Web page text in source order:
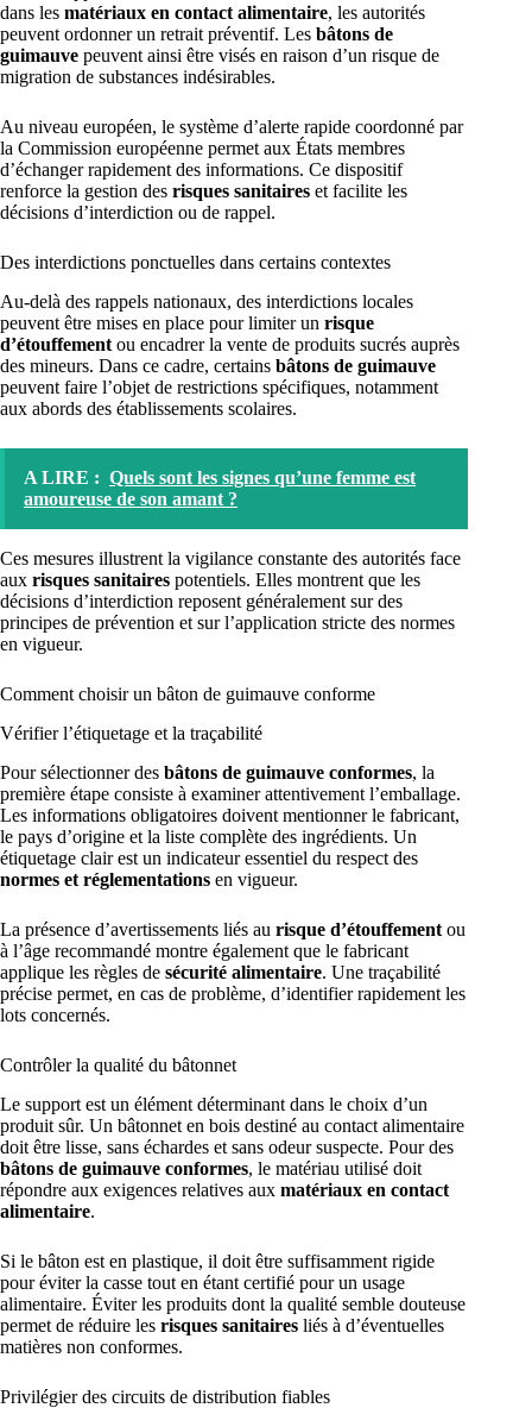
dans les matériaux en contact alimentaire, les autorités
peuvent ordonner un retrait préventif. Les bâtons de
guimauve peuvent ainsi être visés en raison d’un risque de
migration de substances indésirables.
Au niveau européen, le système d’alerte rapide coordonné par
la Commission européenne permet aux États membres
d’échanger rapidement des informations. Ce dispositif
renforce la gestion des risques sanitaires et facilite les
décisions d’interdiction ou de rappel.
Des interdictions ponctuelles dans certains contextes
Au-delà des rappels nationaux, des interdictions locales
peuvent être mises en place pour limiter un risque
d’étouffement ou encadrer la vente de produits sucrés auprès
des mineurs. Dans ce cadre, certains bâtons de guimauve
peuvent faire l’objet de restrictions spécifiques, notamment
aux abords des établissements scolaires.
A LIRE : Quels sont les signes qu’une femme est
amoureuse de son amant ?
Ces mesures illustrent la vigilance constante des autorités face
aux risques sanitaires potentiels. Elles montrent que les
décisions d’interdiction reposent généralement sur des
principes de prévention et sur l’application stricte des normes
en vigueur.
Comment choisir un bâton de guimauve conforme
Vérifier l’étiquetage et la traçabilité
Pour sélectionner des bâtons de guimauve conformes, la
première étape consiste à examiner attentivement l’emballage.
Les informations obligatoires doivent mentionner le fabricant,
le pays d’origine et la liste complète des ingrédients. Un
étiquetage clair est un indicateur essentiel du respect des
normes et réglementations en vigueur.
La présence d’avertissements liés au risque d’étouffement ou
à l’âge recommandé montre également que le fabricant
applique les règles de sécurité alimentaire. Une traçabilité
précise permet, en cas de problème, d’identifier rapidement les
lots concernés.
Contrôler la qualité du bâtonnet
Le support est un élément déterminant dans le choix d’un
produit sûr. Un bâtonnet en bois destiné au contact alimentaire
doit être lisse, sans échardes et sans odeur suspecte. Pour des
bâtons de guimauve conformes, le matériau utilisé doit
répondre aux exigences relatives aux matériaux en contact
alimentaire.
Si le bâton est en plastique, il doit être suffisamment rigide
pour éviter la casse tout en étant certifié pour un usage
alimentaire. Éviter les produits dont la qualité semble douteuse
permet de réduire les risques sanitaires liés à d’éventuelles
matières non conformes.
Privilégier des circuits de distribution fiables